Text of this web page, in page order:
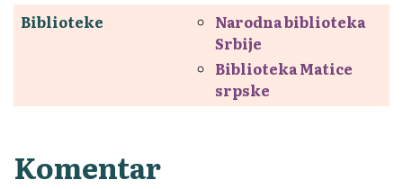
Biblioteke
Narodna biblioteka
Srbije
Biblioteka Matice
srpske
Komentar